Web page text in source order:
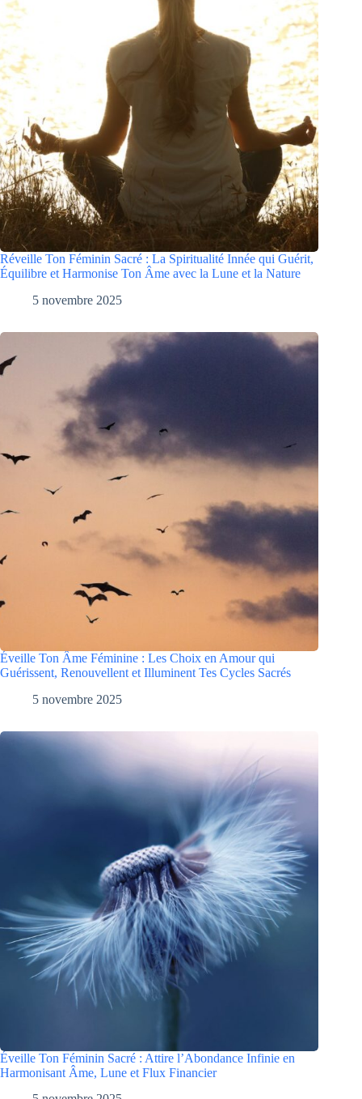
Réveille Ton Féminin Sacré : La Spiritualité Innée qui Guérit,
Équilibre et Harmonise Ton Âme avec la Lune et la Nature
5 novembre 2025
Éveille Ton Âme Féminine : Les Choix en Amour qui
Guérissent, Renouvellent et Illuminent Tes Cycles Sacrés
5 novembre 2025
Éveille Ton Féminin Sacré : Attire l’Abondance Infinie en
Harmonisant Âme, Lune et Flux Financier